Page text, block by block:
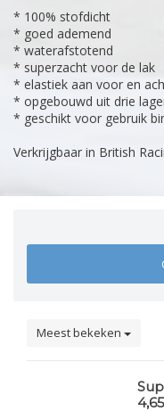
* 100% stofdicht
* goed ademend
* waterafstotend
* superzacht voor de lak
* elastiek aan voor en
* opgebouwd uit drie
* geschikt voor gebruik
Verkrijgbaar in British
Meest bekeken